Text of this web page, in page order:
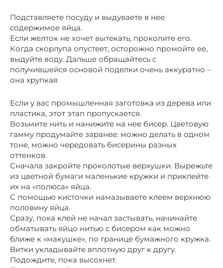
Подставляете посуду и выдуваете в нее
содержимое яйца.
Если желток не хочет вытекать, проколите его.
Когда скорлупа опустеет, осторожно промойте ее,
выдуйте воду. Дальше обращайтесь с
получившейся основой поделки очень аккуратно –
она хрупкая
Если у вас промышленная заготовка из дерева или
пластика, этот этап пропускается.
Возьмите нить и нанижите на нее бисер. Цветовую
гамму продумайте заранее: можно делать в одном
тоне, можно чередовать бисерины разных
оттенков.
Сначала закройте проколотые верхушки. Вырежьте
из цветной бумаги маленькие кружки и приклейте
их на «полюса» яйца.
С помощью кисточки намазываете клеем верхнюю
половину яйца.
Сразу, пока клей не начал застывать, начинайте
обматывать яйцо нитью с бисером как можно
ближе к «макушке», по границе бумажного кружка.
Витки укладывайте вплотную друг к другу.
Подождите, пока высохнет.